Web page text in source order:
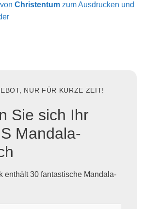
Christentum zum Ausdrucken und
NUR FÜR KURZE ZEIT!
Sie sich Ihr
Mandala-
enthält 30 fantastische Mandala-